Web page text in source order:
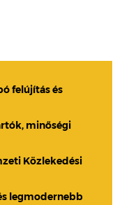
felújítás és
minőségi
Közlekedési
legmodernebb